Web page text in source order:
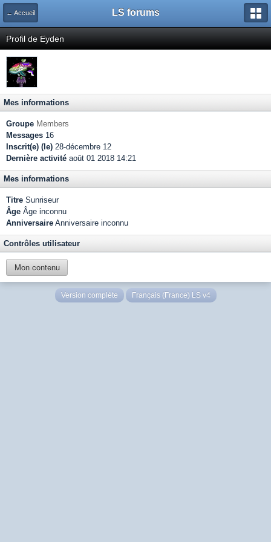
← Accueil LS forums
Profil de Eyden
Mes informations
Groupe Members
Messages 16
Inscrit(e) (le) 28-décembre 12
Dernière activité août 01 2018 14:21
Mes informations
Titre Sunriseur
Âge Âge inconnu
Anniversaire Anniversaire inconnu
Contrôles utilisateur
Mon contenu
Version complète Français (France) LS v4